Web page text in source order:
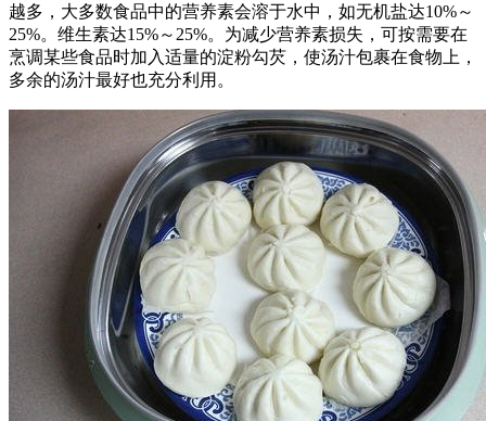
越多，大多数食品中的营养素会溶于水中，如无机盐达10%～
25%。维生素达15%～25%。为减少营养素损失，可按需要在
烹调某些食品时加入适量的淀粉勾芡，使汤汁包裹在食物上，
多余的汤汁最好也充分利用。